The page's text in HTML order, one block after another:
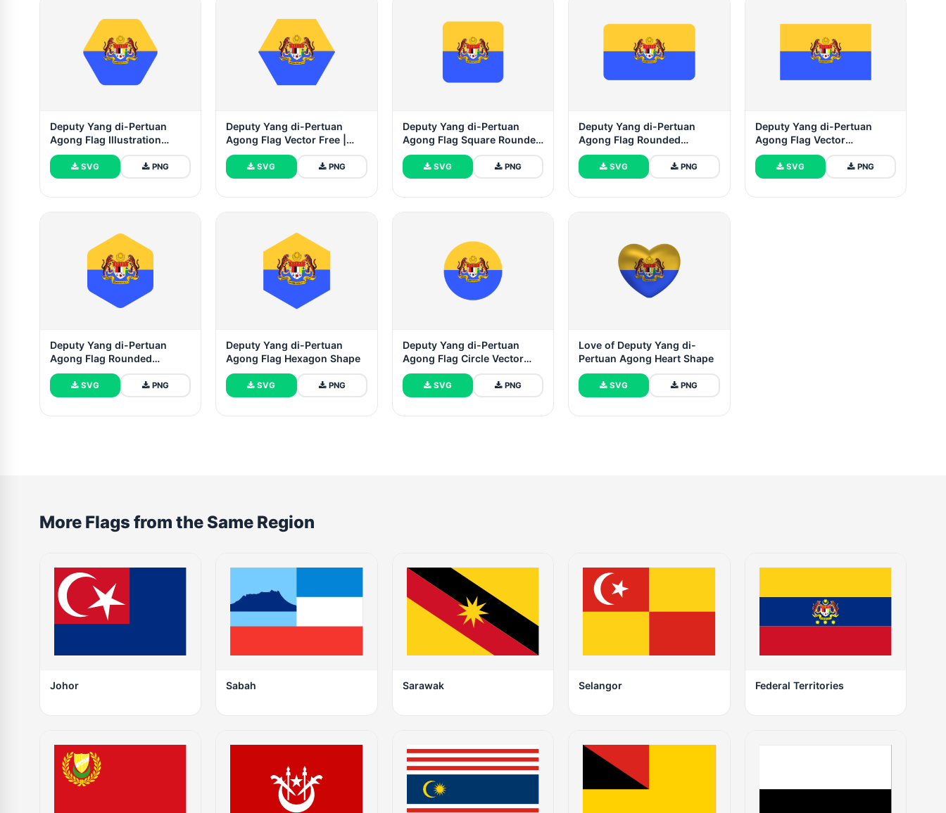
Deputy Yang di-Pertuan
Agong Flag Illustration
Hexagon Rounded Shape
SVG PNG
Deputy Yang di-Pertuan
Agong Flag Vector Free |
SVG and PNG
SVG PNG
Deputy Yang di-Pertuan
Agong Flag Square Rounded
Shape
SVG PNG
Deputy Yang di-Pertuan
Agong Flag Rounded
Rectangle Vector Illustration
SVG PNG
Deputy Yang di-Pertuan
Agong Flag Vector
Illustration
SVG PNG
Deputy Yang di-Pertuan
Agong Flag Rounded
Hexagon Shape
SVG PNG
Deputy Yang di-Pertuan
Agong Flag Hexagon Shape
SVG PNG
Deputy Yang di-Pertuan
Agong Flag Circle Vector
Free
SVG PNG
Love of Deputy Yang di-
Pertuan Agong Heart Shape
SVG PNG
More Flags from the Same Region
Johor Sabah Sarawak Selangor Federal Territories